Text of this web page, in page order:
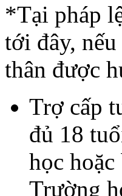
*Tại pháp
tới đây,
thân được
Trợ cấp
đủ 18
học
Trường